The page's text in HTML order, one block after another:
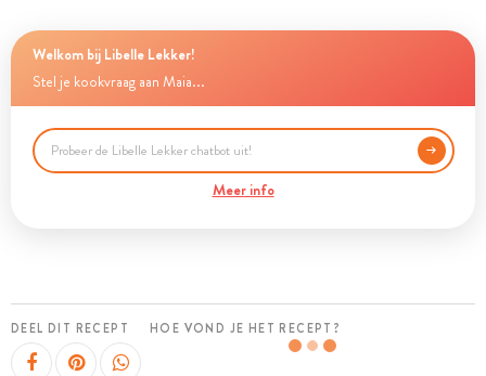
Welkom bij Libelle Lekker!
Stel je kookvraag aan Maia...
Meer info
DEEL DIT RECEPT HOE VOND JE HET RECEPT?